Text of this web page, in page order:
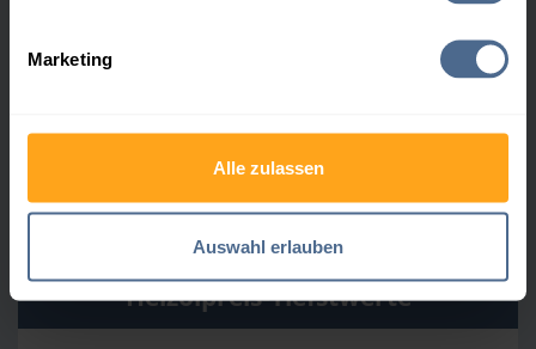
Marketing
Alle zulassen
Auswahl erlauben
Datum
Heizölpreis-Tiefstwerte